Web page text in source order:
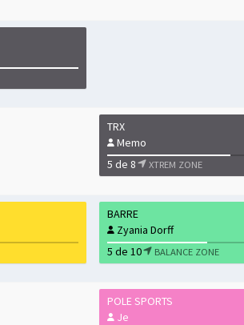
TRX
Memo
5 de 8
XTREM ZONE
BARRE
Zyania Dorff
5 de 10
BALANCE ZONE
POLE SPORTS
Je